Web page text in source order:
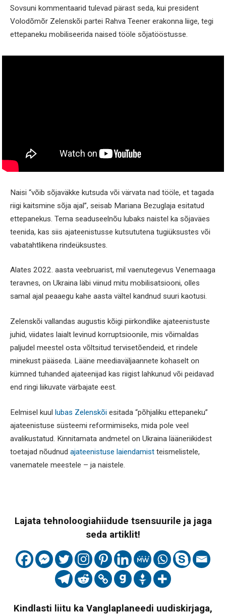
Sovsuni kommentaarid tulevad pärast seda, kui president
Volodõmõr Zelenskõi partei Rahva Teener erakonna liige, tegi
ettepaneku mobiliseerida naised tööle sõjatööstusse.
Naisi “võib sõjaväkke kutsuda või värvata nad tööle, et tagada
riigi kaitsmine sõja ajal”, seisab Mariana Bezuglaja esitatud
ettepanekus. Tema seaduseelnõu lubaks naistel ka sõjaväes
teenida, kas siis ajateenistusse kutsututena tugiüksustes või
vabatahtlikena rindeüksustes.
Alates 2022. aasta veebruarist, mil vaenutegevus Venemaaga
teravnes, on Ukraina läbi viinud mitu mobilisatsiooni, olles
samal ajal peaaegu kahe aasta vältel kandnud suuri kaotusi.
Zelenskõi vallandas augustis kõigi piirkondlike ajateenistuste
juhid, viidates laialt levinud korruptsioonile, mis võimaldas
paljudel meestel osta võltsitud tervisetõendeid, et rindele
minekust pääseda. Lääne meediaväljaannete kohaselt on
kümned tuhanded ajateenijad kas riigist lahkunud või peidavad
end ringi liikuvate värbajate eest.
Eelmisel kuul lubas Zelenskõi esitada “põhjaliku ettepaneku”
ajateenistuse süsteemi reformimiseks, mida pole veel
avalikustatud. Kinnitamata andmetel on Ukraina lääneriikidest
toetajad nõudnud ajateenistuse laiendamist teismelistele,
vanematele meestele – ja naistele.
Lajata tehnoloogiahiidude tsensuurile ja jaga
seda artiklit!
Kindlasti liitu ka Vanglaplaneedi uudiskirjaga,